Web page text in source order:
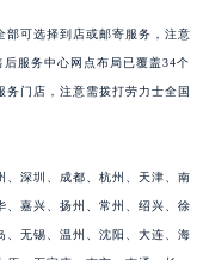
部可选择到店或邮寄服务，注意
服务中心网点布局已覆盖34个
门店，注意需拨打劳力士全国
、深圳、成都、杭州、天津、南
、嘉兴、扬州、常州、绍兴、徐
、无锡、温州、沈阳、大连、海